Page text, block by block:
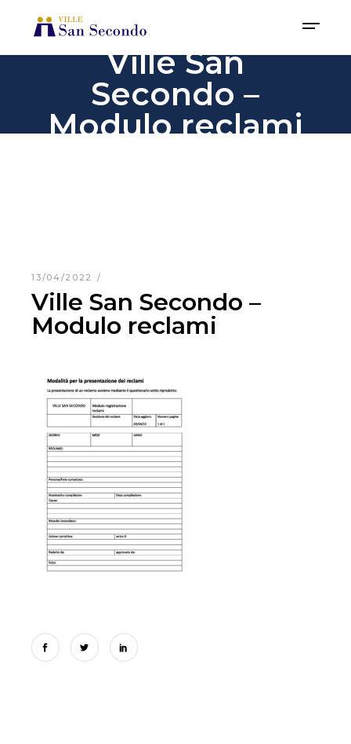
Ville San
Secondo –
Modulo reclami
13/04/2022
Ville San Secondo –
Modulo reclami